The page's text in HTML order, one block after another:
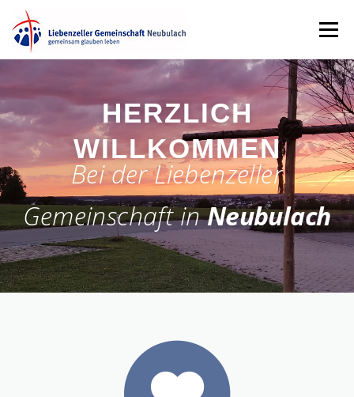
Zum
Inhalt
springen
Menü
GEMEINDELEBEN TERMINE
MEDIEN ÜBER UNS KONTAKT SPENDEN
HERZLICH
WILLKOMMEN
Bei der Liebenzeller
Gemeinschaft inNeubulach